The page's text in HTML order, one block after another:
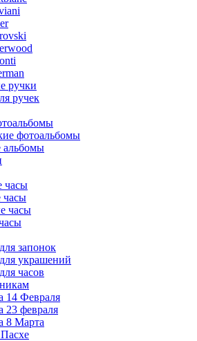
ручки
ручек
фотоальбомы
альбомы
часы
часы
часы
запонок
украшений
часов
14 Февраля
23 февраля
8 Марта